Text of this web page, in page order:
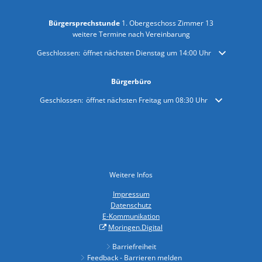
Bürgersprechstunde 1. Obergeschoss Zimmer 13
weitere Termine nach Vereinbarung
Klicken, um weitere Öffnungs- oder Schließzeiten auszublenden
Geschlossen: öffnet nächsten Dienstag um 14:00 Uhr
Bürgerbüro
Klicken, um weitere Öffnungs- oder Schließzeiten auszublenden
Geschlossen: öffnet nächsten Freitag um 08:30 Uhr
Weitere Infos
Impressum
Datenschutz
E-Kommunikation
Moringen.Digital
Barriefreiheit
Feedback - Barrieren melden